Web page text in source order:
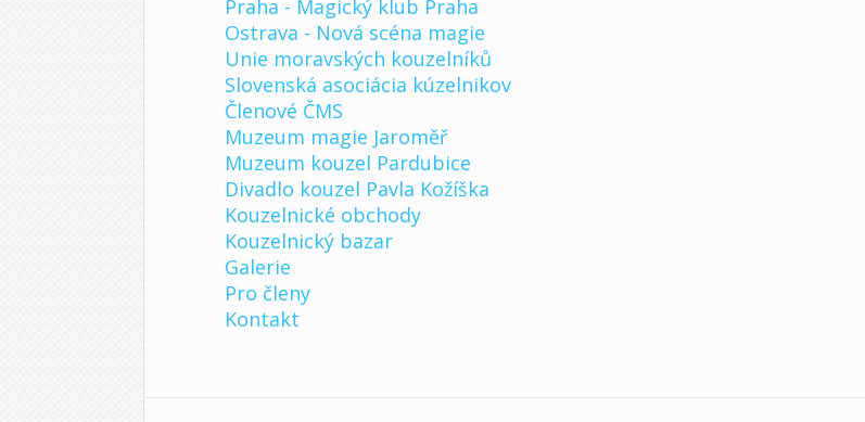
Praha - Magický klub Praha
Ostrava - Nová scéna magie
Unie moravských kouzelníků
Slovenská asociácia kúzelnikov
Členové ČMS
Muzeum magie Jaroměř
Muzeum kouzel Pardubice
Divadlo kouzel Pavla Kožíška
Kouzelnické obchody
Kouzelnický bazar
Galerie
Pro členy
Kontakt